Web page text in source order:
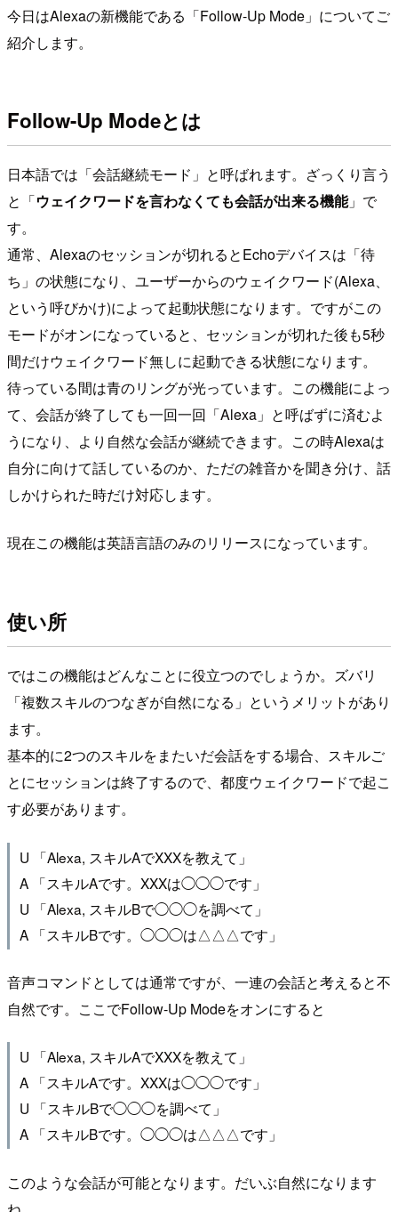
今日はAlexaの新機能である「Follow-Up Mode」についてご
紹介します。
Follow-Up Modeとは
日本語では「会話継続モード」と呼ばれます。ざっくり言う
と「ウェイクワードを言わなくても会話が出来る機能」で
す。
通常、Alexaのセッションが切れるとEchoデバイスは「待
ち」の状態になり、ユーザーからのウェイクワード(Alexa、
という呼びかけ)によって起動状態になります。ですがこの
モードがオンになっていると、セッションが切れた後も5秒
間だけウェイクワード無しに起動できる状態になります。
待っている間は青のリングが光っています。この機能によっ
て、会話が終了しても一回一回「Alexa」と呼ばずに済むよ
うになり、より自然な会話が継続できます。この時Alexaは
自分に向けて話しているのか、ただの雑音かを聞き分け、話
しかけられた時だけ対応します。
現在この機能は英語言語のみのリリースになっています。
使い所
ではこの機能はどんなことに役立つのでしょうか。ズバリ
「複数スキルのつなぎが自然になる」というメリットがあり
ます。
基本的に2つのスキルをまたいだ会話をする場合、スキルご
とにセッションは終了するので、都度ウェイクワードで起こ
す必要があります。
U 「Alexa, スキルAでXXXを教えて」
A 「スキルAです。XXXは◯◯◯です」
U 「Alexa, スキルBで◯◯◯を調べて」
A 「スキルBです。◯◯◯は△△△です」
音声コマンドとしては通常ですが、一連の会話と考えると不
自然です。ここでFollow-Up Modeをオンにすると
U 「Alexa, スキルAでXXXを教えて」
A 「スキルAです。XXXは◯◯◯です」
U 「スキルBで◯◯◯を調べて」
A 「スキルBです。◯◯◯は△△△です」
このような会話が可能となります。だいぶ自然になります